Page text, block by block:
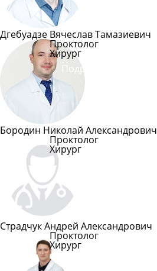
Дгебуадзе Вячеслав Тамазиевич
Проктолог
Хирург
Подробнее
Бородин Николай Александрович
Проктолог
Хирург
Страдчук Андрей Александрович
Проктолог
Хирург